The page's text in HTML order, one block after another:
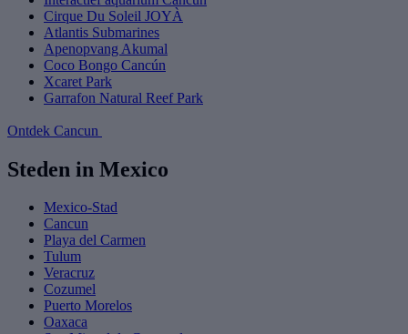
Cirque Du Soleil JOYÀ
Atlantis Submarines
Apenopvang Akumal
Coco Bongo Cancún
Xcaret Park
Garrafon Natural Reef Park
Ontdek Cancun
Steden in Mexico
Mexico-Stad
Cancun
Playa del Carmen
Tulum
Veracruz
Cozumel
Puerto Morelos
Oaxaca